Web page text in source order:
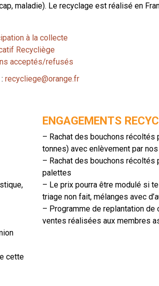
maladie). Le recyclage est réalisé en
à la collecte
Recycliège
acceptés/refusés
:recycliege@orange.fr
cette
ENGAGEMENTS
– Rachat des bouchons
tonnes) avec enlèvement par
– Rachat des bouchons
palettes
– Le prix pourra être modulé si
triage non fait, mélanges avec
– Programme de replantation
ventes réalisées aux membres